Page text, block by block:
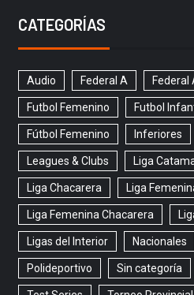
CATEGORÍAS
Audio Federal A Federal
Futbol Femenino Futbol
Fútbol Femenino Inferiores
Leagues & Clubs Liga
Liga Chacarera Liga
Liga Femenina Chacarera
Ligas del Interior Nacionales
Polideportivo Sin categoría